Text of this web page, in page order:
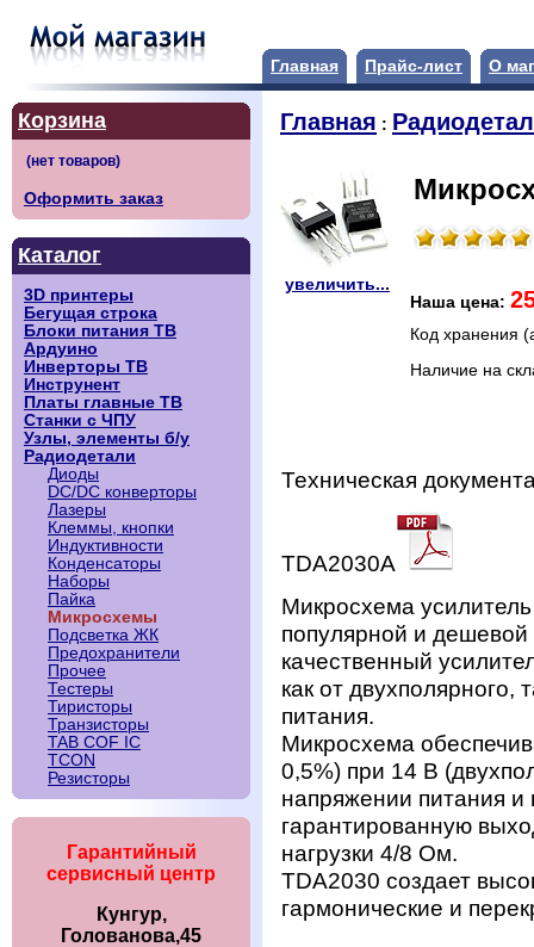
Главная Прайс-лист О
Корзина
Оформить заказ
Каталог
3D принтеры
Бегущая строка
Блоки питания ТВ
Ардуино
Инверторы ТВ
Инструнент
Платы главные ТВ
Станки с ЧПУ
Узлы, элементы б/у
Радиодетали
Диоды
DC/DC конверторы
Лазеры
Клеммы, кнопки
Индуктивности
Конденсаторы
Наборы
Пайка
Микросхемы
Подсветка ЖК
Предохранители
Прочее
Тестеры
Тиристоры
Транзисторы
TAB COF IC
TCON
Резисторы
Гарантийный
сервисный центр
Кунгур,
Голованова,45
Главная :
увеличить...
Наша цена:
Код хранения
Наличие на
Техническая
TDA2030A
Микросхема
популярной и
качественный
как от двухполярного,
питания.
Микросхема
0,5%) при 14 В
напряжении питания и
гарантированную
нагрузки 4/8 Ом.
TDA2030 создает
гармонические и